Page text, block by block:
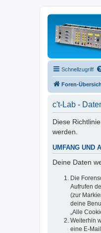
Schnellzugriff
Foren-
c't-Lab -
Diese
werden.
UMFANG UND
Deine Daten
Die
Aufrufen
(zur
deine
„Alle
Weiterhin
eine E-